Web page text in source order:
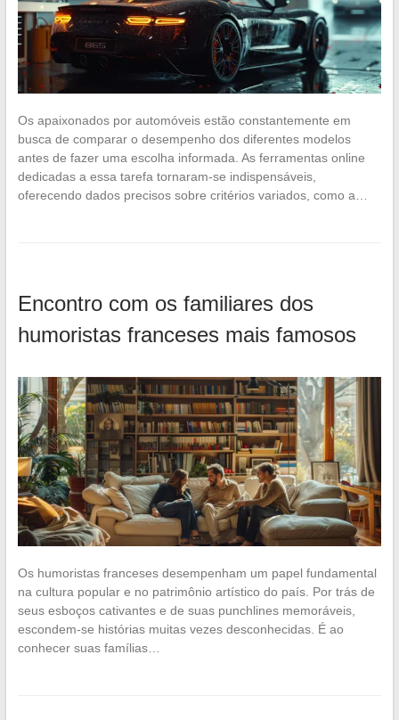
Os apaixonados por automóveis estão constantemente em
busca de comparar o desempenho dos diferentes modelos
antes de fazer uma escolha informada. As ferramentas online
dedicadas a essa tarefa tornaram-se indispensáveis,
oferecendo dados precisos sobre critérios variados, como a…
Encontro com os familiares dos
humoristas franceses mais famosos
Os humoristas franceses desempenham um papel fundamental
na cultura popular e no patrimônio artístico do país. Por trás de
seus esboços cativantes e de suas punchlines memoráveis,
escondem-se histórias muitas vezes desconhecidas. É ao
conhecer suas famílias…